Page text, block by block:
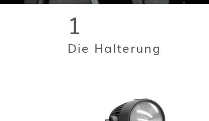
1
Die Halterung
Ob Bühne, Messe, Unternehmen,
Theater, Rundfunk oder Film, der